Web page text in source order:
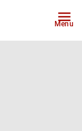
Menu